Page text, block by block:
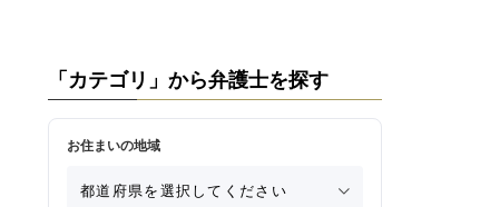
「カテゴリ」から弁護士を探す
お住まいの地域